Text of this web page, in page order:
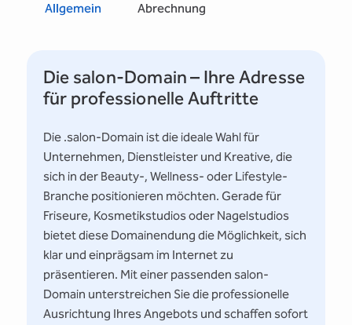
Allgemein Abrechnung
Die salon-Domain – Ihre Adresse
für professionelle Auftritte
Die .salon-Domain ist die ideale Wahl für
Unternehmen, Dienstleister und Kreative, die
sich in der Beauty-, Wellness- oder Lifestyle-
Branche positionieren möchten. Gerade für
Friseure, Kosmetikstudios oder Nagelstudios
bietet diese Domainendung die Möglichkeit, sich
klar und einprägsam im Internet zu
präsentieren. Mit einer passenden salon-
Domain unterstreichen Sie die professionelle
Ausrichtung Ihres Angebots und schaffen sofort